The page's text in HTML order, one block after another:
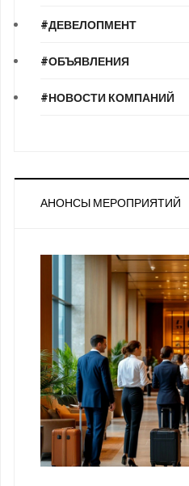
#ДЕВЕЛОПМЕНТ
#ОБЪЯВЛЕНИЯ
#НОВОСТИ КОМПАНИЙ
АНОНСЫ МЕРОПРИЯТИЙ